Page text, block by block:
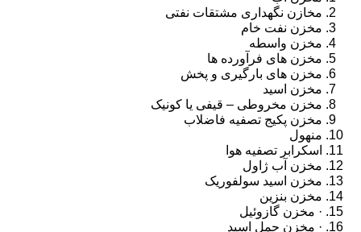
مخازن نگهداری مشتقات نفتی
مخزن نفت خام
مخزن واسطه
مخزن های فرآورده ها
مخزن های بارگیری و پخش
مخزن اسید
مخزن مخروطی – قیفی یا کونیک
مخزن پکیج تصفیه فاضلاب
منهول
اسکرابر تصفیه هوا
مخزن آب ژاول
مخزن اسید سولفوریک
مخزن بنزین
· مخزن گازوئیل
· مخزن حمل اسید